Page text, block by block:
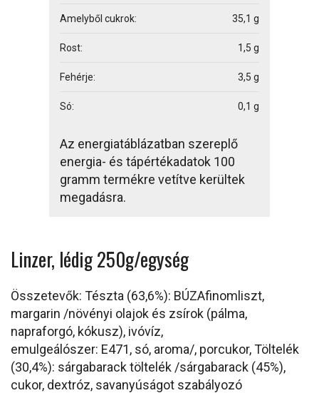
Amelyből cukrok: 35,1 g
Rost: 1,5 g
Fehérje: 3,5 g
Só: 0,1 g
Az energiatáblázatban szereplő
energia- és tápértékadatok 100
gramm termékre vetítve kerültek
megadásra.
Linzer, lédig 250g/egység
Összetevők: Tészta (63,6%): BÚZAfinomliszt,
margarin /növényi olajok és zsírok (pálma,
napraforgó, kókusz), ivóvíz,
emulgeálószer: E471, só, aroma/, porcukor, Töltelék
(30,4%): sárgabarack töltelék /sárgabarack (45%),
cukor, dextróz, savanyúságot szabályozó